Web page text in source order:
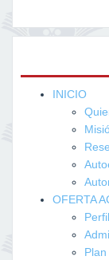
INICIO
OFERTA